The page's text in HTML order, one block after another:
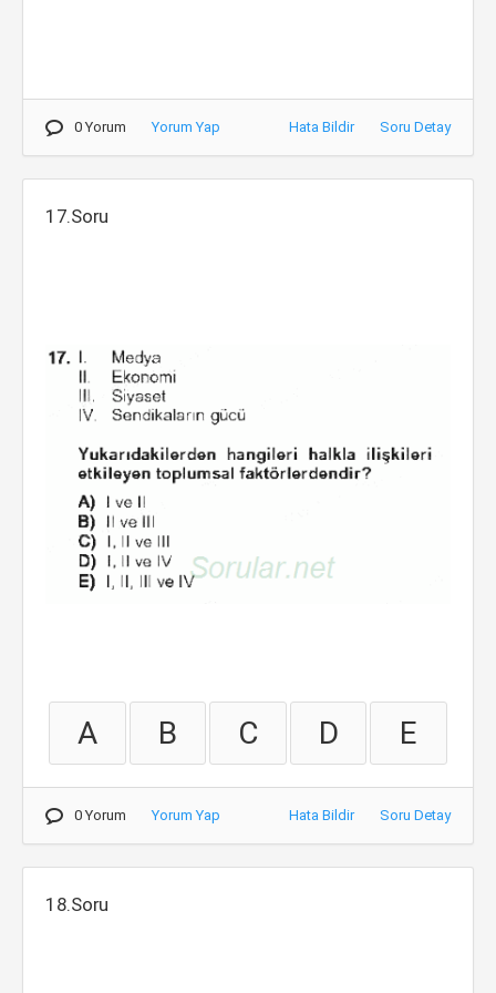
0 Yorum Yorum Yap Hata Bildir Soru Detay
17.Soru
A B C D E
0 Yorum Yorum Yap Hata Bildir Soru Detay
18.Soru